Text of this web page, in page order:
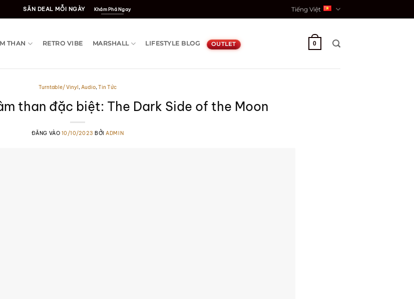
SĂN DEAL MỖI NGÀY Khám Phá Ngay Tiếng Việt
THAN RETRO VIBE MARSHALL LIFESTYLE BLOG OUTLET 0
Turntable/ Vinyl,Audio,Tin Tức
than đặc biệt: The Dark Side of the Moon
ĐĂNG VÀO 10/10/2023 BỞIADMIN